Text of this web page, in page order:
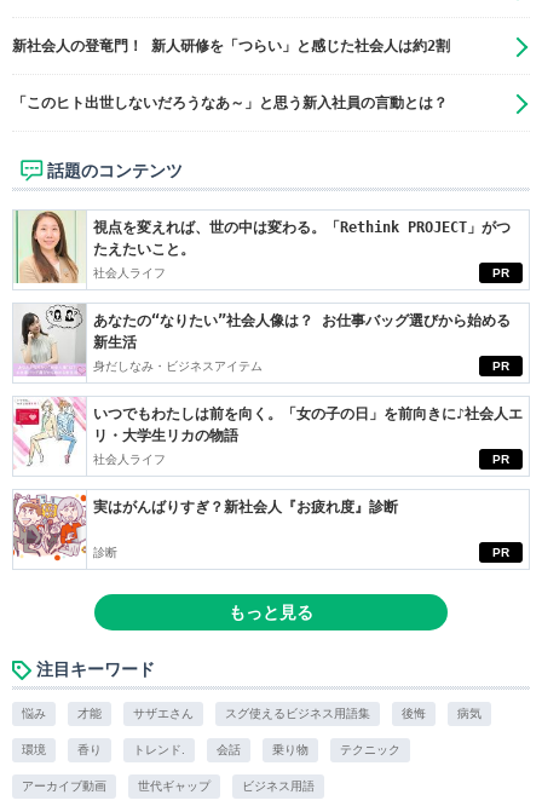
​新社会人の登竜門！ 新人研修を「つらい」と感じた社会人は約2割
「このヒト出世しないだろうなあ～」と思う新入社員の言動とは？
話題のコンテンツ
PR
視点を変えれば、世の中は変わる。「Rethink PROJECT」がつ
たえたいこと。
社会人ライフ
PR
あなたの“なりたい”社会人像は？ お仕事バッグ選びから始める
新生活
身だしなみ・ビジネスアイテム
PR
いつでもわたしは前を向く。「女の子の日」を前向きに♪社会人エ
リ・大学生リカの物語
社会人ライフ
PR
実はがんばりすぎ？新社会人『お疲れ度』診断
診断
もっと見る
注目キーワード
悩み 才能 サザエさん スグ使えるビジネス用語集 後悔 病気
環境 香り トレンド. 会話 乗り物 テクニック
アーカイブ動画 世代ギャップ ビジネス用語